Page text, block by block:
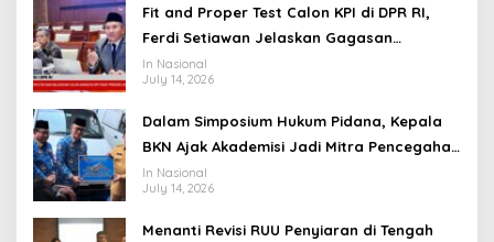
Fit and Proper Test Calon KPI di DPR RI,
Ferdi Setiawan Jelaskan Gagasan
Transformasi Menuju Ekosistem Penyiaran
yang Adaptif
In Nasional
July 14, 2026
Dalam Simposium Hukum Pidana, Kepala
BKN Ajak Akademisi Jadi Mitra Pencegahan
Tindak Pidana di Birokrasi
In Nasional
July 14, 2026
Menanti Revisi RUU Penyiaran di Tengah